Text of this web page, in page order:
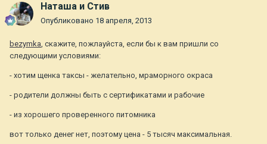
Наташа и Стив
Опубликовано 18 апреля, 2013
bezymka, скажите, пожлауйста, если бы к вам пришли со
следующими условиями:
- хотим щенка таксы - желательно, мраморного окраса
- родители должны быть с сертификатами и рабочие
- из хорошего проверенного питомника
вот только денег нет, поэтому цена - 5 тысяч максимальная.